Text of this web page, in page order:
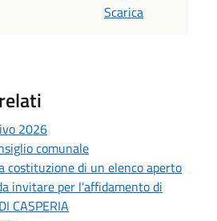
Scarica
2026
comunale
costituzione di un elenco aperto
invitare per l'affidamento di
CASPERIA